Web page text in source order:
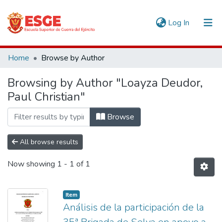
Log In (current)
Communities & Collections
All of DSpace
Home Browse by Author
Browsing by Author "Loayza Deudor,
Paul Christian"
Browse
All browse results
Now showing 1 - 1 of 1
Item
Análisis de la participación de la